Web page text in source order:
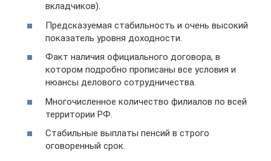
вкладчиков).
Предсказуемая стабильность и очень высокий
показатель уровня доходности.
Факт наличия официального договора, в
котором подробно прописаны все условия и
нюансы делового сотрудничества.
Многочисленное количество филиалов по всей
территории РФ.
Стабильные выплаты пенсий в строго
оговоренный срок.